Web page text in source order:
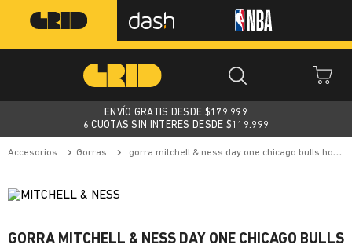
ENVÍO GRATIS DESDE $179.999
6 CUOTAS SIN INTERES DESDE $119.999
accesorios gorras gorra mitchell & ness day one chicago bulls hombre
GORRA MITCHELL & NESS DAY ONE CHICAGO BULLS